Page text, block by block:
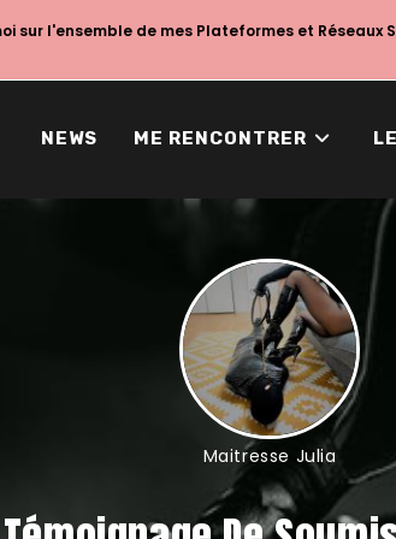
sur l'ensemble de mes Plateformes et Réseaux
NEWS ME RENCONTRER
Maitresse Julia